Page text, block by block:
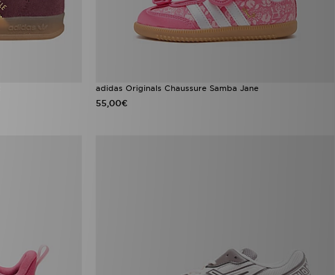
adidas Originals Chaussure Samba Jane
55,00€